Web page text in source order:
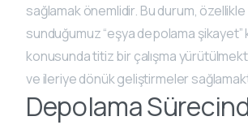
sağlamak önemlidir. Bu durum,
sunduğumuz “eşya depolama
konusunda titiz bir çalışma
ve ileriye dönük geliştirmeler
Depolama